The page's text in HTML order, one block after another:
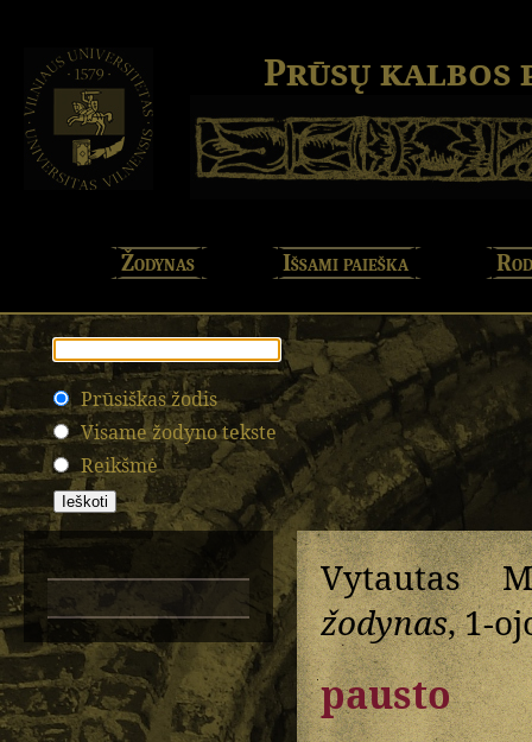
Prūsų kalbos
Žodynas Išsami paieška
Prūsiškas žodis
Visame žodyno tekste
Reikšmė
Vytautas
žodynas, 1-
pausto